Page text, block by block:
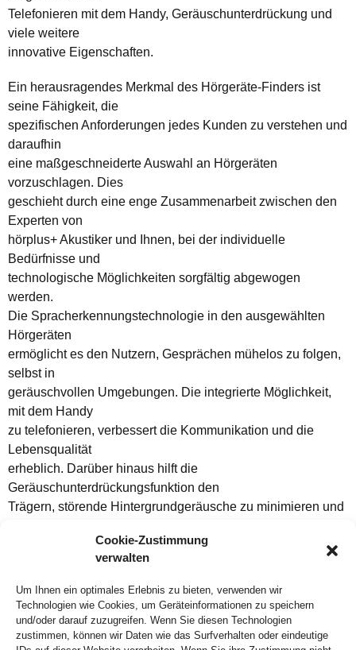
Cookie-Zustimmung
verwalten
Um Ihnen ein optimales Erlebnis zu bieten, verwenden wir
Technologien wie Cookies, um Geräteinformationen zu speichern
und/oder darauf zuzugreifen. Wenn Sie diesen Technologien
zustimmen, können wir Daten wie das Surfverhalten oder eindeutige
Telefonieren mit dem Handy, Geräuschunterdrückung und
viele weitere
innovative Eigenschaften.
Ein herausragendes Merkmal des Hörgeräte-Finders ist
seine Fähigkeit, die
spezifischen Anforderungen jedes Kunden zu verstehen und
daraufhin
eine maßgeschneiderte Auswahl an Hörgeräten
vorzuschlagen. Dies
geschieht durch eine enge Zusammenarbeit zwischen den
Experten von
hörplus+ Akustiker und Ihnen, bei der individuelle
Bedürfnisse und
technologische Möglichkeiten sorgfältig abgewogen
werden.
Die Spracherkennungstechnologie in den ausgewählten
Hörgeräten
ermöglicht es den Nutzern, Gesprächen mühelos zu folgen,
selbst in
geräuschvollen Umgebungen. Die integrierte Möglichkeit,
mit dem Handy
zu telefonieren, verbessert die Kommunikation und die
Lebensqualität
erheblich. Darüber hinaus hilft die
Geräuschunterdrückungsfunktion den
Trägern, störende Hintergrundgeräusche zu minimieren und
Der Hörgeräte-Finder von hörplus+ trägt nicht nur zur
Verbesserung des Hörvermögens bei, sondern fördert auch
die
Unabhängigkeit und das Selbstvertrauen der Nutzer. Indem
er die richtige
Balance zwischen Technologie und individuellen